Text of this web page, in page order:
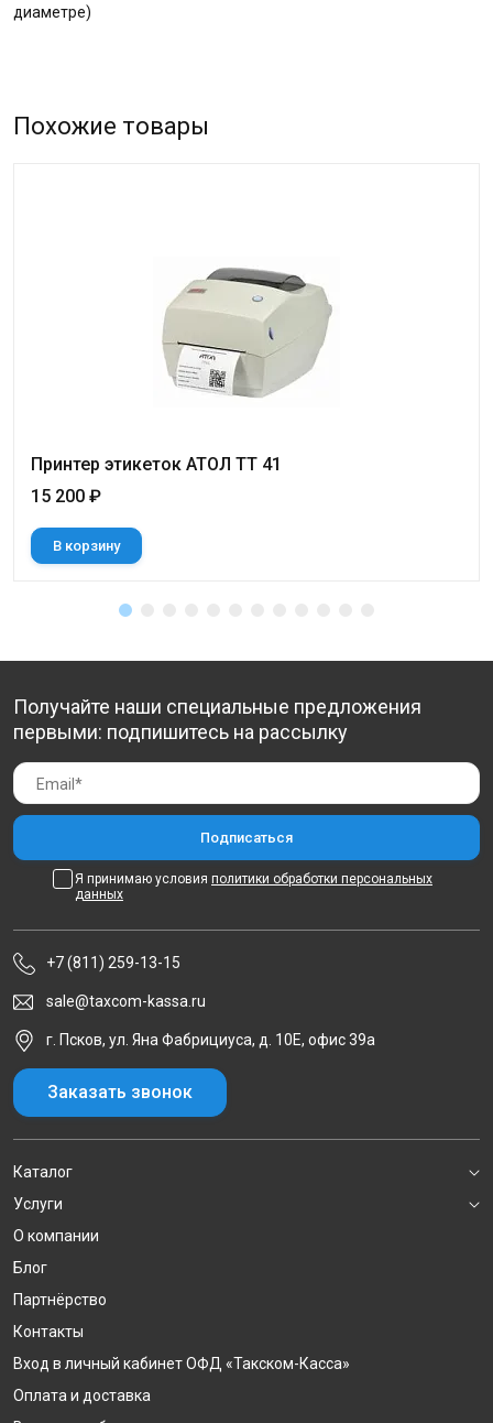
диаметре)
Похожие товары
Принтер этикеток АТОЛ ТТ 41
15 200 ₽
В корзину
Получайте наши специальные предложения
первыми: подпишитесь на рассылку
Я принимаю условия политики обработки персональных
данных
+7 (811) 259-13-15
sale@taxcom-kassa.ru
г. Псков, ул. Яна Фабрициуса, д. 10Е, офис 39а
Заказать звонок
Каталог
Услуги
О компании
Блог
Партнёрство
Контакты
Вход в личный кабинет ОФД «Такском-Касса»
Оплата и доставка